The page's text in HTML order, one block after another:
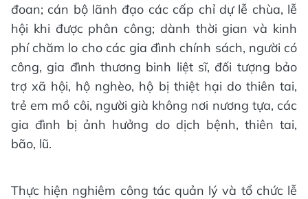
đoan; cán bộ lãnh đạo các cấp chỉ dự lễ chùa, lễ
hội khi được phân công; dành thời gian và kinh
phí chăm lo cho các gia đình chính sách, người có
công, gia đình thương binh liệt sĩ, đối tượng bảo
trợ xã hội, hộ nghèo, hộ bị thiệt hại do thiên tai,
trẻ em mồ côi, người già không nơi nương tựa, các
gia đình bị ảnh hưởng do dịch bệnh, thiên tai,
bão, lũ.
Thực hiện nghiêm công tác quản lý và tổ chức lễ